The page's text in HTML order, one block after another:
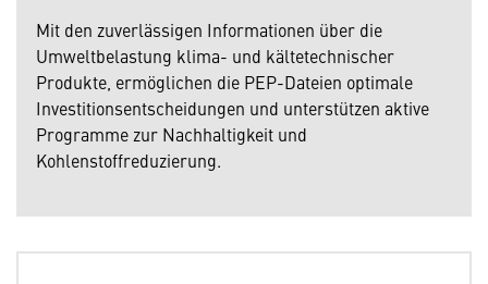
Mit den zuverlässigen Informationen über die
Umweltbelastung klima- und kältetechnischer
Produkte, ermöglichen die PEP-Dateien optimale
Investitionsentscheidungen und unterstützen aktive
Programme zur Nachhaltigkeit und
Kohlenstoffreduzierung.